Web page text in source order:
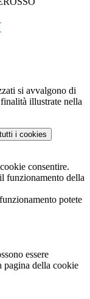
si avvalgono di
illustrate nella
i cookies
consentire.
funzionamento della
potete
essere
pagina della cookie